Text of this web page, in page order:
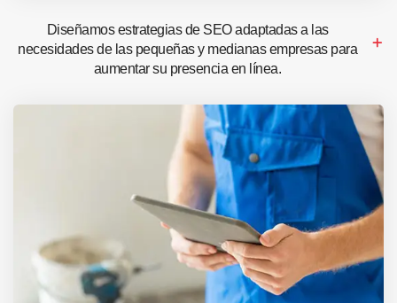
Diseñamos estrategias de SEO adaptadas a las
necesidades de las pequeñas y medianas empresas para
aumentar su presencia en línea.